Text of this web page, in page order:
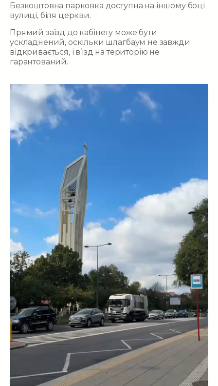
Безкоштовна парковка доступна на іншому боці
вулиці, біля церкви.
Прямий заїзд до кабінету може бути
ускладнений, оскільки шлагбаум не завжди
відкривається, і в’їзд на територію не
гарантований.